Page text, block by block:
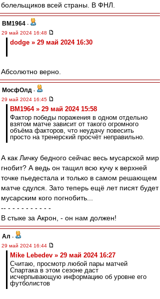
болельщиков всей страны. В ФНЛ.
BM1964 -
29 май 2024 16:48
dodge » 29 май 2024 16:30
Абсолютно верно.
МосфОлд -
29 май 2024 16:45
BM1964 » 29 май 2024 15:58
Фактор победы поражения в одном отдельно
взятом матче зависит от такого огромного
объёма факторов, что неудачу повесить
просто на тренерский просчёт неправильно.
А как Личку бедного сейчас весь мусарской мир
гнобит? А ведь он тащил всю кучу к верхней
точке пьедестала и только в самом решающем
матче сдулся. Зато теперь ещё лет писят будет
мусарским кого погнобить...
-- - - - - - - - - - -
В стыке за Акрон, - он нам должен!
Ал -
29 май 2024 16:44
Mike Lebedev » 29 май 2024 16:27
Считаю, просмотр любой пары матчей
Спартака в этом сезоне даст
исчерпывающую информацию об уровне его
футболистов